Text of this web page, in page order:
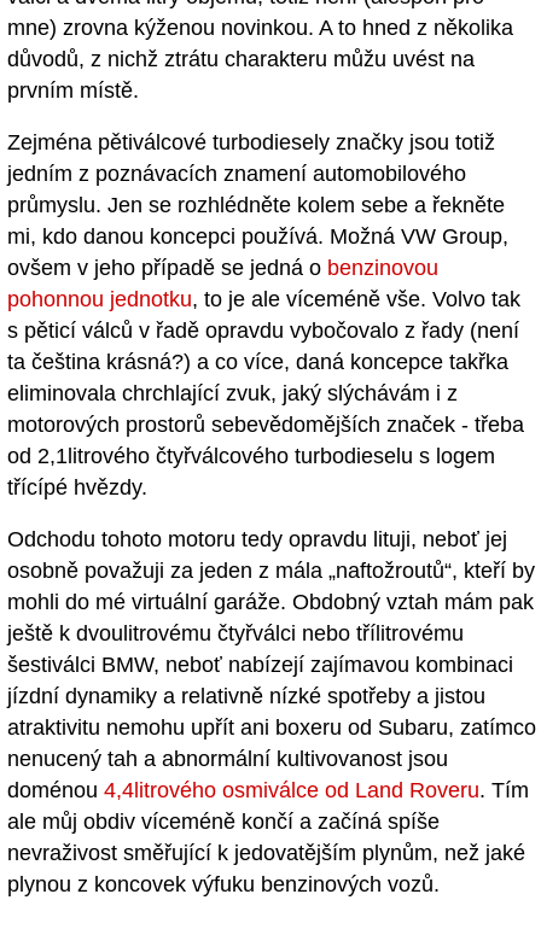
mne) zrovna kýženou novinkou. A to hned z několika
důvodů, z nichž ztrátu charakteru můžu uvést na
prvním místě.
Zejména pětiválcové turbodiesely značky jsou totiž
jedním z poznávacích znamení automobilového
průmyslu. Jen se rozhlédněte kolem sebe a řekněte
mi, kdo danou koncepci používá. Možná VW Group,
ovšem v jeho případě se jedná o benzinovou
pohonnou jednotku, to je ale víceméně vše. Volvo tak
s pěticí válců v řadě opravdu vybočovalo z řady (není
ta čeština krásná?) a co více, daná koncepce takřka
eliminovala chrchlající zvuk, jaký slýchávám i z
motorových prostorů sebevědomějších značek - třeba
od 2,1litrového čtyřválcového turbodieselu s logem
třícípé hvězdy.
Odchodu tohoto motoru tedy opravdu lituji, neboť jej
osobně považuji za jeden z mála „naftožroutů“, kteří by
mohli do mé virtuální garáže. Obdobný vztah mám pak
ještě k dvoulitrovému čtyřválci nebo třílitrovému
šestiválci BMW, neboť nabízejí zajímavou kombinaci
jízdní dynamiky a relativně nízké spotřeby a jistou
atraktivitu nemohu upřít ani boxeru od Subaru, zatímco
nenucený tah a abnormální kultivovanost jsou
doménou 4,4litrového osmiválce od Land Roveru. Tím
ale můj obdiv víceméně končí a začíná spíše
nevraživost směřující k jedovatějším plynům, než jaké
plynou z koncovek výfuku benzinových vozů.